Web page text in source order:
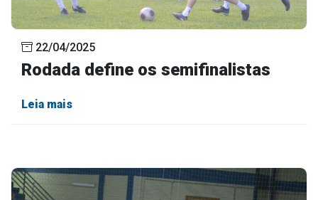
22/04/2025
Rodada define os semifinalistas
Leia mais